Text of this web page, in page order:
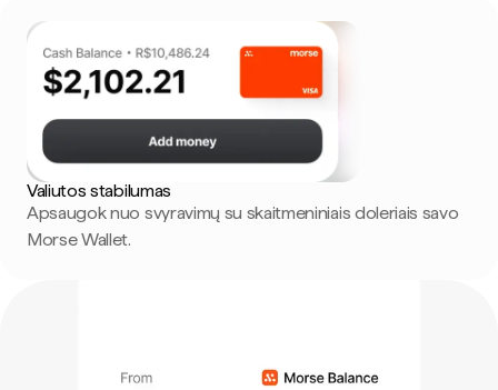
Valiutos stabilumas
Apsaugok nuo svyravimų su skaitmeniniais doleriais savo
Morse Wallet.